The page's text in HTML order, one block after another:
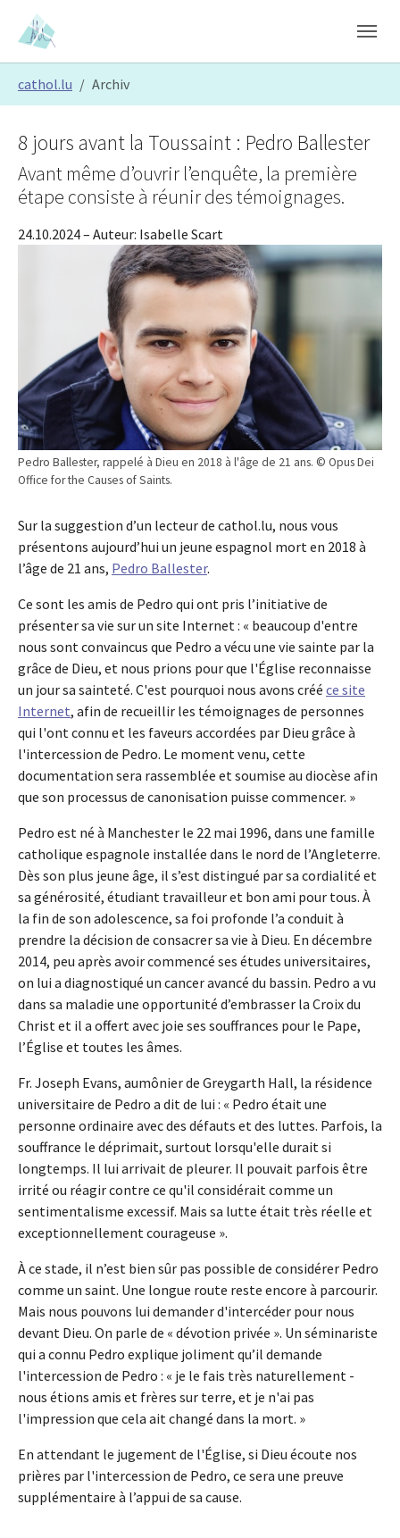
Skip to main content
Skip to page footer
cathol.lu Archiv
Pedro Ballester, rappelé à Dieu en 2018 à l'âge de 21 ans. © Opus Dei
Office for the Causes of Saints.
8 jours avant la Toussaint : Pedro Ballester
Avant même d’ouvrir l’enquête, la première
étape consiste à réunir des témoignages.
24.10.2024– Auteur: Isabelle Scart
Sur la suggestion d’un lecteur de cathol.lu, nous vous
présentons aujourd’hui un jeune espagnol mort en 2018 à
l’âge de 21 ans, Pedro Ballester.
Ce sont les amis de Pedro qui ont pris l’initiative de
présenter sa vie sur un site Internet : « beaucoup d'entre
nous sont convaincus que Pedro a vécu une vie sainte par la
grâce de Dieu, et nous prions pour que l'Église reconnaisse
un jour sa sainteté. C'est pourquoi nous avons créé ce site
Internet, afin de recueillir les témoignages de personnes
qui l'ont connu et les faveurs accordées par Dieu grâce à
l'intercession de Pedro. Le moment venu, cette
documentation sera rassemblée et soumise au diocèse afin
que son processus de canonisation puisse commencer. »
Pedro est né à Manchester le 22 mai 1996, dans une famille
catholique espagnole installée dans le nord de l’Angleterre.
Dès son plus jeune âge, il s’est distingué par sa cordialité et
sa générosité, étudiant travailleur et bon ami pour tous. À
la fin de son adolescence, sa foi profonde l’a conduit à
prendre la décision de consacrer sa vie à Dieu. En décembre
2014, peu après avoir commencé ses études universitaires,
on lui a diagnostiqué un cancer avancé du bassin. Pedro a vu
dans sa maladie une opportunité d’embrasser la Croix du
Christ et il a offert avec joie ses souffrances pour le Pape,
l’Église et toutes les âmes.
Fr. Joseph Evans, aumônier de Greygarth Hall, la résidence
universitaire de Pedro a dit de lui : « Pedro était une
personne ordinaire avec des défauts et des luttes. Parfois, la
souffrance le déprimait, surtout lorsqu'elle durait si
longtemps. Il lui arrivait de pleurer. Il pouvait parfois être
irrité ou réagir contre ce qu'il considérait comme un
sentimentalisme excessif. Mais sa lutte était très réelle et
exceptionnellement courageuse ».
À ce stade, il n’est bien sûr pas possible de considérer Pedro
comme un saint. Une longue route reste encore à parcourir.
Mais nous pouvons lui demander d'intercéder pour nous
devant Dieu. On parle de « dévotion privée ». Un séminariste
qui a connu Pedro explique joliment qu’il demande
l'intercession de Pedro : « je le fais très naturellement -
nous étions amis et frères sur terre, et je n'ai pas
l'impression que cela ait changé dans la mort. »
En attendant le jugement de l'Église, si Dieu écoute nos
prières par l'intercession de Pedro, ce sera une preuve
supplémentaire à l’appui de sa cause.